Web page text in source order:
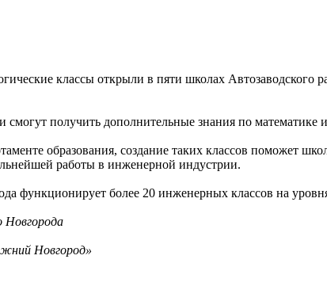
классы открыли в пяти школах
смогут получить дополнительные знания по
образования, создание таких классов поможет
работы в инженерной индустрии.
функционирует более 20 инженерных классов на
Новгород»